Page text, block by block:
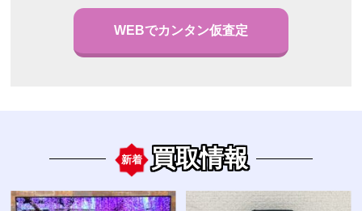
WEBでカンタン仮査定
新着 買取情報